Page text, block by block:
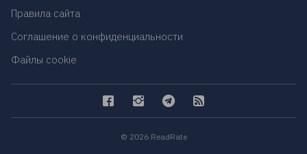
Правила сайта
Соглашение о конфиденциальности
Файлы cookie
© 2026 ReadRate